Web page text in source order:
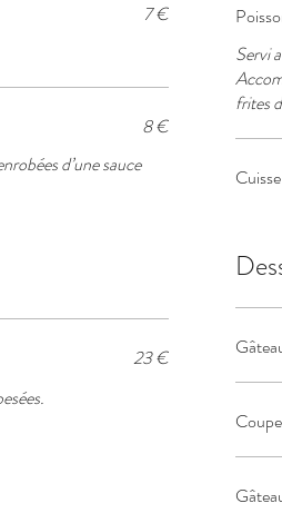
7 €
d’une sauce
8 €
23 €
Servi
frites